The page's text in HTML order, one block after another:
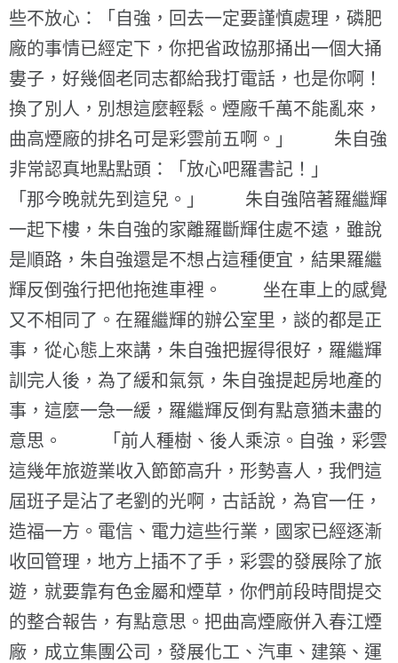
些不放心：「自強，回去一定要謹慎處理，磷肥
廠的事情已經定下，你把省政協那捅出一個大捅
婁子，好幾個老同志都給我打電話，也是你啊！
換了別人，別想這麼輕鬆。煙廠千萬不能亂來，
曲高煙廠的排名可是彩雲前五啊。」 朱自強
非常認真地點點頭：「放心吧羅書記！」
「那今晚就先到這兒。」 朱自強陪著羅繼輝
一起下樓，朱自強的家離羅斷輝住處不遠，雖說
是順路，朱自強還是不想占這種便宜，結果羅繼
輝反倒強行把他拖進車裡。 坐在車上的感覺
又不相同了。在羅繼輝的辦公室里，談的都是正
事，從心態上來講，朱自強把握得很好，羅繼輝
訓完人後，為了緩和氣氛，朱自強提起房地產的
事，這麼一急一緩，羅繼輝反倒有點意猶未盡的
意思。 「前人種樹、後人乘涼。自強，彩雲
這幾年旅遊業收入節節高升，形勢喜人，我們這
屆班子是沾了老劉的光啊，古話說，為官一任，
造福一方。電信、電力這些行業，國家已經逐漸
收回管理，地方上插不了手，彩雲的發展除了旅
遊，就要靠有色金屬和煙草，你們前段時間提交
的整合報告，有點意思。把曲高煙廠併入春江煙
廠，成立集團公司，發展化工、汽車、建築、運